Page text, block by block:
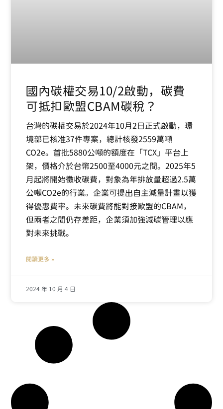
國內碳權交易10/2啟動，碳費
可抵扣歐盟CBAM碳稅？
台灣的碳權交易於2024年10月2日正式啟動，環
境部已核准37件專案，總計核發2559萬噸
CO2e。首批5880公噸的額度在「TCX」平台上
架，價格介於台幣2500至4000元之間。2025年5
月起將開始徵收碳費，對象為年排放量超過2.5萬
公噸CO2e的行業。企業可提出自主減量計畫以獲
得優惠費率。未來碳費將能對接歐盟的CBAM，
但兩者之間仍存差距，企業須加強減碳管理以應
對未來挑戰。
閱讀更多 »
2024 年 10 月 4 日